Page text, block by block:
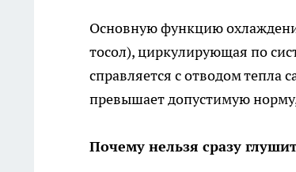
Основную функцию
тосол), циркулирующая по
справляется с отводом тепла
превышает допустимую
Почему нельзя сразу